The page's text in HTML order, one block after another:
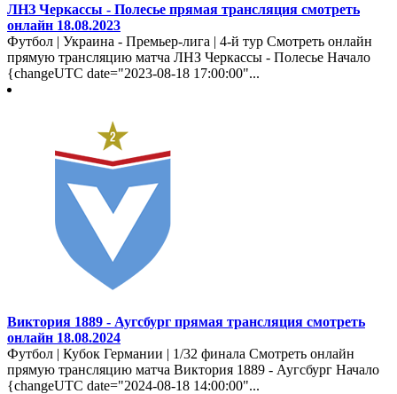
ЛНЗ Черкассы - Полесье прямая трансляция смотреть
онлайн 18.08.2023
Футбол | Украина - Премьер-лига | 4-й тур Смотреть онлайн
прямую трансляцию матча ЛНЗ Черкассы - Полесье Начало
{changeUTC date="2023-08-18 17:00:00"...
Виктория 1889 - Аугсбург прямая трансляция смотреть
онлайн 18.08.2024
Футбол | Кубок Германии | 1/32 финала Смотреть онлайн
прямую трансляцию матча Виктория 1889 - Аугсбург Начало
{changeUTC date="2024-08-18 14:00:00"...